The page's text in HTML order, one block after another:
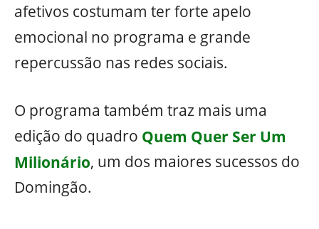
afetivos costumam ter forte apelo
emocional no programa e grande
repercussão nas redes sociais.
O programa também traz mais uma
edição do quadro Quem Quer Ser Um
Milionário, um dos maiores sucessos do
Domingão.